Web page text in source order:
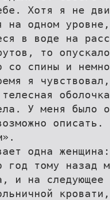
Хотя я не
на одном
в воде на
то
со спины и
я
У меня было
одна женщина:
год тому назад
и на следующее